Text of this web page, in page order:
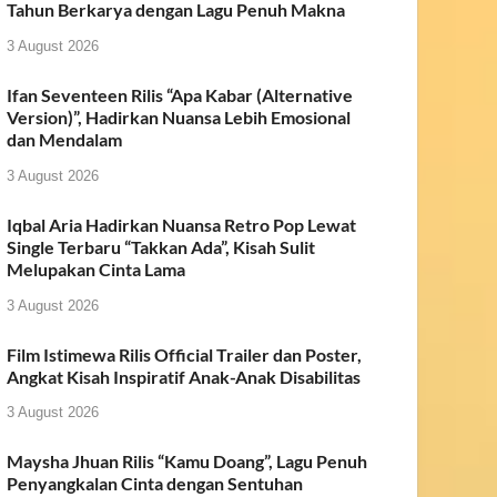
Tahun Berkarya dengan Lagu Penuh Makna
3 August 2026
Ifan Seventeen Rilis “Apa Kabar (Alternative
Version)”, Hadirkan Nuansa Lebih Emosional
dan Mendalam
3 August 2026
Iqbal Aria Hadirkan Nuansa Retro Pop Lewat
Single Terbaru “Takkan Ada”, Kisah Sulit
Melupakan Cinta Lama
3 August 2026
Film Istimewa Rilis Official Trailer dan Poster,
Angkat Kisah Inspiratif Anak-Anak Disabilitas
3 August 2026
Maysha Jhuan Rilis “Kamu Doang”, Lagu Penuh
Penyangkalan Cinta dengan Sentuhan